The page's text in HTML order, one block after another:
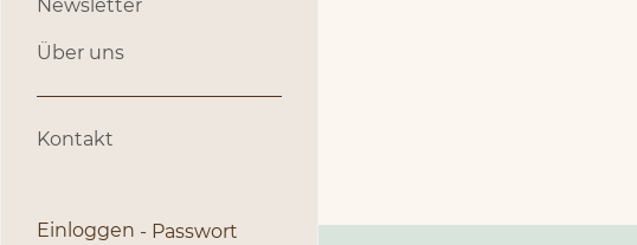
Newsletter
Über uns
Kontakt
Einloggen
Passwort